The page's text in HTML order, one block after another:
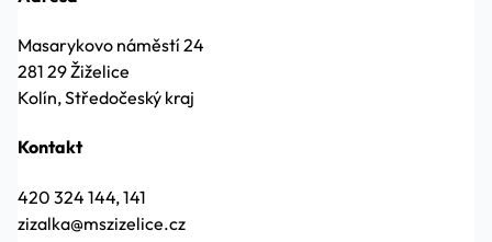
Masarykovo náměstí 24
281 29 Žiželice
Kolín, Středočeský kraj
Kontakt
420 324 144, 141
zizalka@mszizelice.cz